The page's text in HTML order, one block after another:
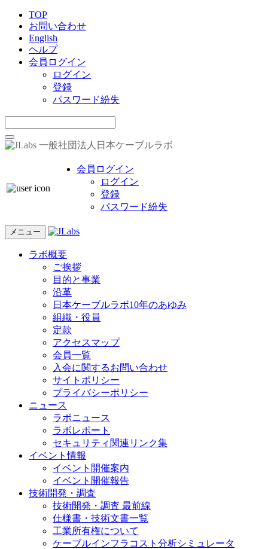
TOP
お問い合わせ
English
ヘルプ
会員ログイン
ログイン
登録
パスワード紛失
一般社団法人日本ケーブルラボ
会員ログイン
ログイン
登録
パスワード紛失
メニュー
ラボ概要
ご挨拶
目的と事業
沿革
日本ケーブルラボ10年のあゆみ
組織・役員
定款
アクセスマップ
会員一覧
入会に関するお問い合わせ
サイトポリシー
プライバシーポリシー
ニュース
ラボニュース
ラボレポート
セキュリティ関連リンク集
イベント情報
イベント開催案内
イベント開催報告
技術開発・調査
技術開発・調査 最前線
仕様書・技術文書一覧
工業所有権について
ケーブルインフラコスト分析シミュレータ